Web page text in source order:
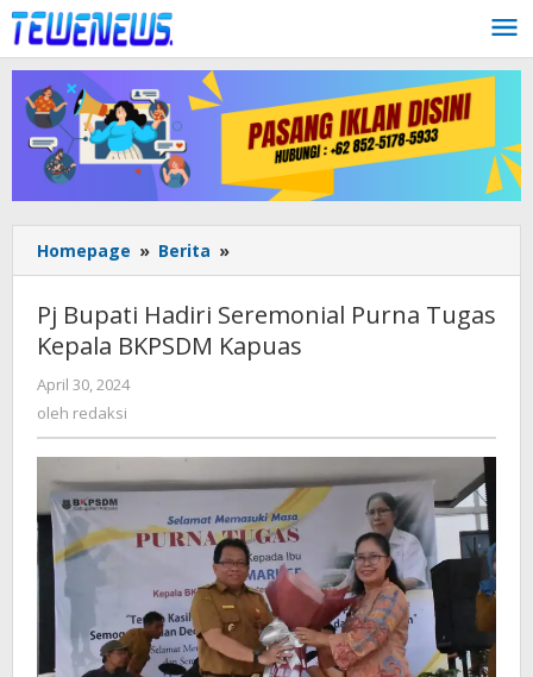
Lewati
ke
konten
Homepage » Berita »
Bupati
Seremonial
Purna
Pj Bupati Hadiri Seremonial Purna Tugas
Kepala BKPSDM Kapuas
April 30, 2024
oleh redaksi